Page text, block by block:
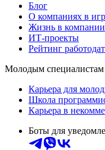
Блог
О компаниях в
Жизнь в компании
ИТ-проекты
Рейтинг
Молодым специалистам
Карьера для
Школа
Карьера в
Боты для